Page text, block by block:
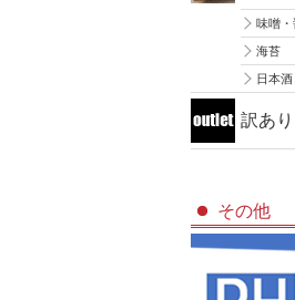
味噌・
海苔
日本酒
訳あり
その他